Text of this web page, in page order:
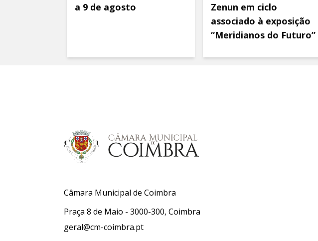
a 9 de agosto
Zenun em ciclo
associado à exposição
“Meridianos do Futuro”
Câmara Municipal de Coimbra
Praça 8 de Maio - 3000-300, Coimbra
geral@cm-coimbra.pt